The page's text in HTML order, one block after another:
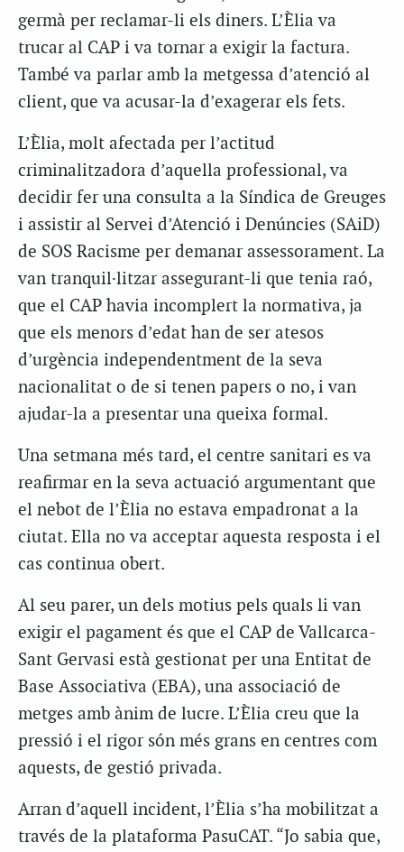
germà per reclamar-li els diners. L’Èlia va
trucar al CAP i va tornar a exigir la factura.
També va parlar amb la metgessa d’atenció al
client, que va acusar-la d’exagerar els fets.
L’Èlia, molt afectada per l’actitud
criminalitzadora d’aquella professional, va
decidir fer una consulta a la Síndica de Greuges
i assistir al Servei d’Atenció i Denúncies (SAiD)
de SOS Racisme per demanar assessorament. La
van tranquil·litzar assegurant-li que tenia raó,
que el CAP havia incomplert la normativa, ja
que els menors d’edat han de ser atesos
d’urgència independentment de la seva
nacionalitat o de si tenen papers o no, i van
ajudar-la a presentar una queixa formal.
Una setmana més tard, el centre sanitari es va
reafirmar en la seva actuació argumentant que
el nebot de l’Èlia no estava empadronat a la
ciutat. Ella no va acceptar aquesta resposta i el
cas continua obert.
Al seu parer, un dels motius pels quals li van
exigir el pagament és que el CAP de Vallcarca-
Sant Gervasi està gestionat per una Entitat de
Base Associativa (EBA), una associació de
metges amb ànim de lucre. L’Èlia creu que la
pressió i el rigor són més grans en centres com
aquests, de gestió privada.
Arran d’aquell incident, l’Èlia s’ha mobilitzat a
través de la plataforma PasuCAT. “Jo sabia que,